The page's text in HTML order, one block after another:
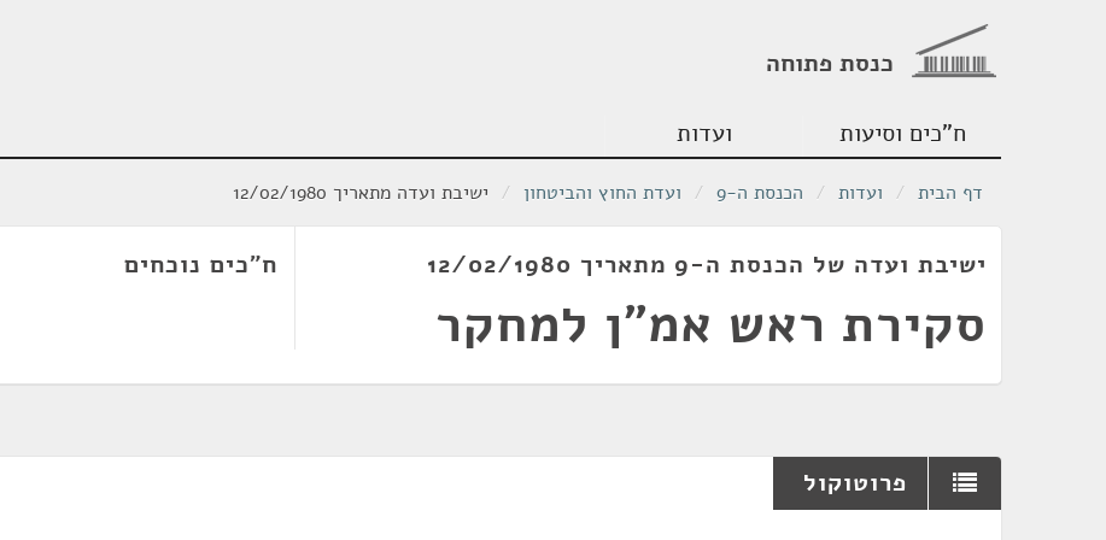
כנסת פתוחה
ח"כים וסיעות ועדות
דף הבית / ועדות / הכנסת ה-9 / ועדת החוץ והביטחון / ישיבת ועדה מתאריך 12/02/1980
ישיבת ועדה של הכנסת ה-9 מתאריך 12/02/1980
סקירת ראש אמ"ן למחקר
ח"כים נוכחים
פרוטוקול